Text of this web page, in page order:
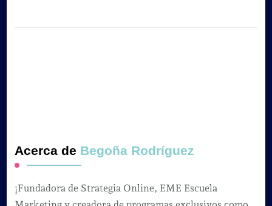
Acerca de Begoña Rodríguez
¡Fundadora de Strategia Online, EME Escuela